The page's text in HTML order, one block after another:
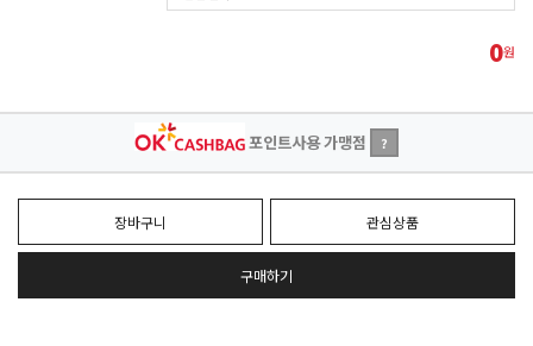
0원
포인트사용 가맹점 ?
장바구니 관심상품
구매하기